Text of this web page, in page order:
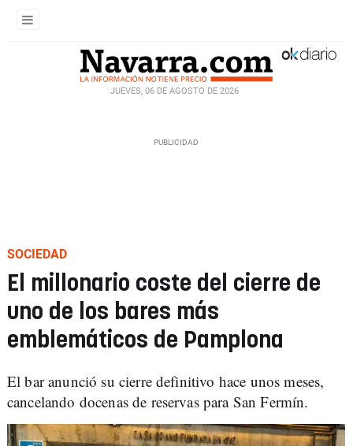
JUEVES, 06 DE AGOSTO DE 2026
SOCIEDAD
El millonario coste del cierre de
uno de los bares más
emblemáticos de Pamplona
El bar anunció su cierre definitivo hace unos meses,
cancelando docenas de reservas para San Fermín.